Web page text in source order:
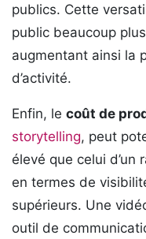
publics. Cette
public beaucoup
augmentant ainsi la
d’activité.
Enfin, le coût de
storytelling, peut
élevé que celui
en termes de
supérieurs. Une
outil de